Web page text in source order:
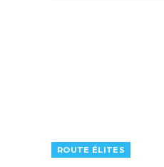
ROUTE ÉLITES